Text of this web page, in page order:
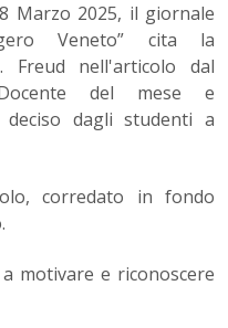
Marzo 2025, il giornale
Veneto” cita la
Freud nell'articolo dal
del mese e
deciso dagli studenti a
corredato in fondo
motivare e riconoscere